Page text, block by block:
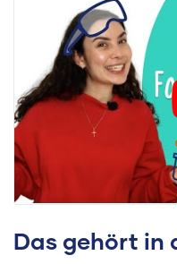
Das gehört in